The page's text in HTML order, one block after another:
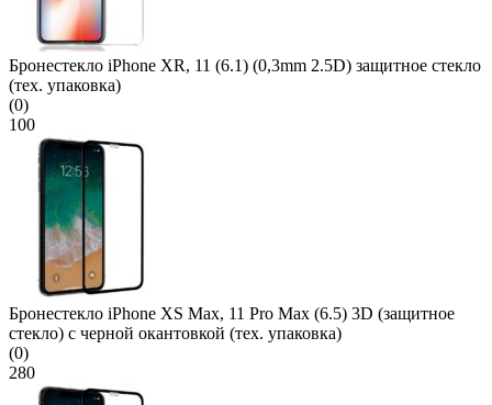
Бронестекло iPhone XR, 11 (6.1) (0,3mm 2.5D) защитное стекло
(тех. упаковка)
(0)
100
Бронестекло iPhone XS Max, 11 Pro Max (6.5) 3D (защитное
стекло) с черной окантовкой (тех. упаковка)
(0)
280